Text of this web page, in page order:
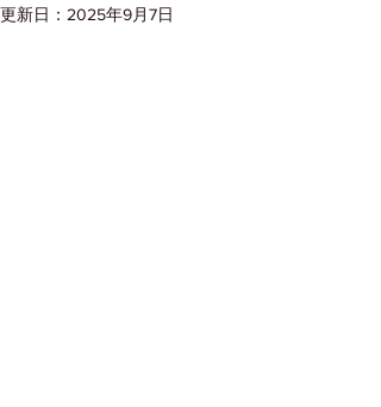
更新日： 2025年9月7日